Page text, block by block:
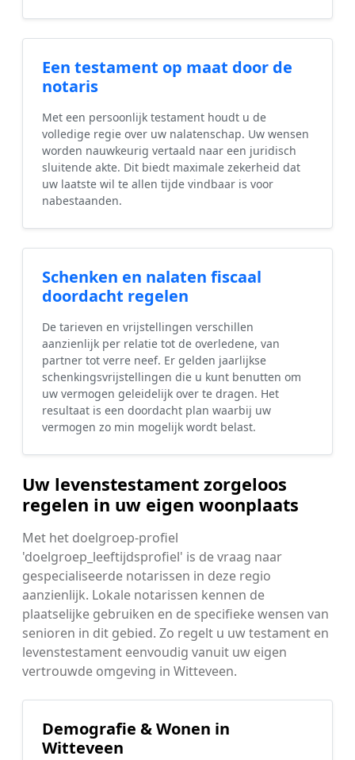
Een testament op maat door de
notaris
Met een persoonlijk testament houdt u de
volledige regie over uw nalatenschap. Uw wensen
worden nauwkeurig vertaald naar een juridisch
sluitende akte. Dit biedt maximale zekerheid dat
uw laatste wil te allen tijde vindbaar is voor
nabestaanden.
Schenken en nalaten fiscaal
doordacht regelen
De tarieven en vrijstellingen verschillen
aanzienlijk per relatie tot de overledene, van
partner tot verre neef. Er gelden jaarlijkse
schenkingsvrijstellingen die u kunt benutten om
uw vermogen geleidelijk over te dragen. Het
resultaat is een doordacht plan waarbij uw
vermogen zo min mogelijk wordt belast.
Uw levenstestament zorgeloos
regelen in uw eigen woonplaats
Met het doelgroep-profiel
'doelgroep_leeftijdsprofiel' is de vraag naar
gespecialiseerde notarissen in deze regio
aanzienlijk. Lokale notarissen kennen de
plaatselijke gebruiken en de specifieke wensen van
senioren in dit gebied. Zo regelt u uw testament en
levenstestament eenvoudig vanuit uw eigen
vertrouwde omgeving in Witteveen.
Demografie & Wonen in
Witteveen